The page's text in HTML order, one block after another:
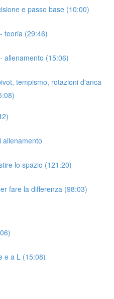
e passo base (10:00)
teoria (29:46)
allenamento (15:06)
tempismo, rotazioni d'anca
allenamento
lo spazio (121:20)
fare la differenza (98:03)
e a L (15:08)